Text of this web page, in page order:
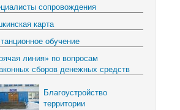
сопровождения
карта
обучение
линия» по вопросам
сборов денежных средств
Благоустройство
территории